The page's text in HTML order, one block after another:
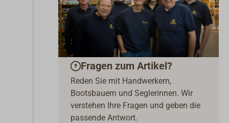
Fragen zum Artikel?
Reden Sie mit Handwerkern,
Bootsbauern und Seglerinnen. Wir
verstehen Ihre Fragen und geben die
passende Antwort.